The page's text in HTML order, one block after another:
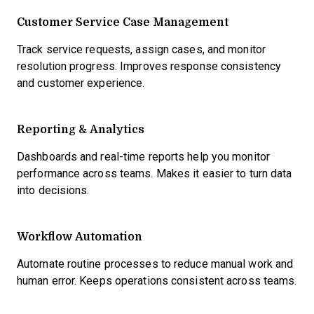
Customer Service Case Management
Track service requests, assign cases, and monitor
resolution progress. Improves response consistency
and customer experience.
Reporting & Analytics
Dashboards and real-time reports help you monitor
performance across teams. Makes it easier to turn data
into decisions.
Workflow Automation
Automate routine processes to reduce manual work and
human error. Keeps operations consistent across teams.